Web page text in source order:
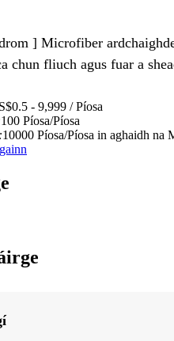
] Microfiber
chun fliuch agus fuar a
- 9,999 / Píosa
100 Píosa/Píosa
10000 Píosa/Píosa in aghaidh na